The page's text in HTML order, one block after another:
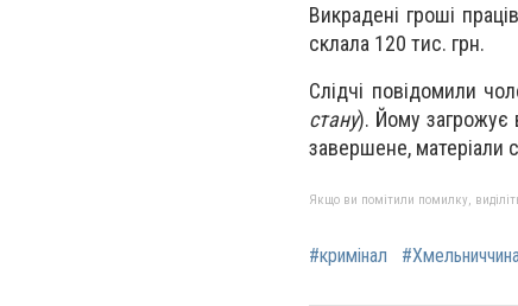
Викрадені гроші
склала 120 тис. грн.
Слідчі повідомили
стану). Йому загрожує
завершене, матеріали
Якщо ви помітили помилку,
#кримінал